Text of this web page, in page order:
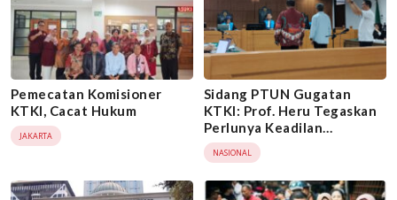
Pemecatan Komisioner
KTKI, Cacat Hukum
JAKARTA
Sidang PTUN Gugatan
KTKI: Prof. Heru Tegaskan
Perlunya Keadilan
Substansial
NASIONAL